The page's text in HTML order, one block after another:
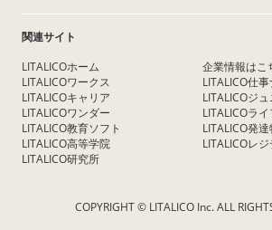
関連サイト
LITALICOホーム
LITALICOワークス
LITALICOキャリア
LITALICOワンダー
LITALICO教育ソフト
LITALICO高等学院
LITALICO研究所
企業情報はこ
LITALICO仕
LITALICOジ
LITALICOライ
LITALICO発
LITALICOレ
COPYRIGHT © LITALICO Inc. ALL